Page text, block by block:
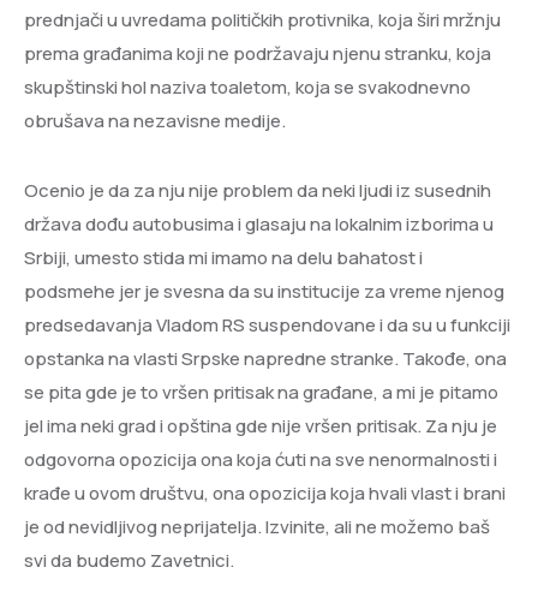
prednjači u uvredama političkih protivnika, koja širi mržnju
prema građanima koji ne podržavaju njenu stranku, koja
skupštinski hol naziva toaletom, koja se svakodnevno
obrušava na nezavisne medije.
Ocenio je da za nju nije problem da neki ljudi iz susednih
država dođu autobusima i glasaju na lokalnim izborima u
Srbiji, umesto stida mi imamo na delu bahatost i
podsmehe jer je svesna da su institucije za vreme njenog
predsedavanja Vladom RS suspendovane i da su u funkciji
opstanka na vlasti Srpske napredne stranke. Takođe, ona
se pita gde je to vršen pritisak na građane, a mi je pitamo
jel ima neki grad i opština gde nije vršen pritisak. Za nju je
odgovorna opozicija ona koja ćuti na sve nenormalnosti i
krađe u ovom društvu, ona opozicija koja hvali vlast i brani
je od nevidljivog neprijatelja. Izvinite, ali ne možemo baš
svi da budemo Zavetnici.